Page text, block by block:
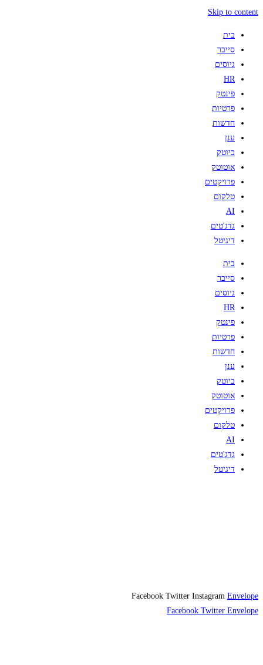
Skip to content
בית
סייבר
גיוסים
HR
פינטק
פרטיות
חדשות
ענן
ביוטק
אוטוטק
פרויקטים
טלקום
AI
גדג'טים
דיגיטל
בית
סייבר
גיוסים
HR
פינטק
פרטיות
חדשות
ענן
ביוטק
אוטוטק
פרויקטים
טלקום
AI
גדג'טים
דיגיטל
Facebook Twitter Instagram Envelope
Facebook Twitter Envelope